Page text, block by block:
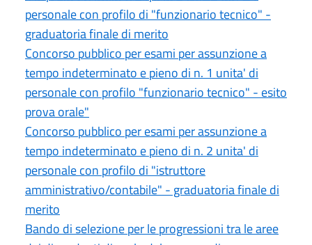
personale con profilo di "funzionario tecnico" -
graduatoria finale di merito
Concorso pubblico per esami per assunzione a
tempo indeterminato e pieno di n. 1 unita' di
personale con profilo "funzionario tecnico" - esito
prova orale"
Concorso pubblico per esami per assunzione a
tempo indeterminato e pieno di n. 2 unita' di
personale con profilo di "istruttore
amministrativo/contabile" - graduatoria finale di
merito
Bando di selezione per le progressioni tra le aree